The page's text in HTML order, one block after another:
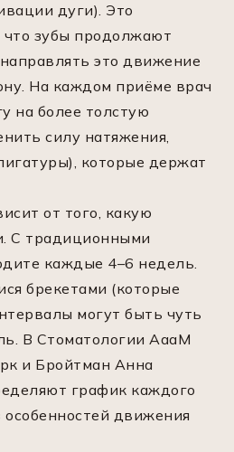
дуги). Это
что зубы продолжают
это движение
На каждом приёме врач
на более толстую
силу натяжения,
которые держат
от того, какую
С традиционными
каждые 4–6 недель.
брекетами (которые
могут быть чуть
В Стоматологии АааМ
и Бройтман Анна
график каждого
особенностей движения